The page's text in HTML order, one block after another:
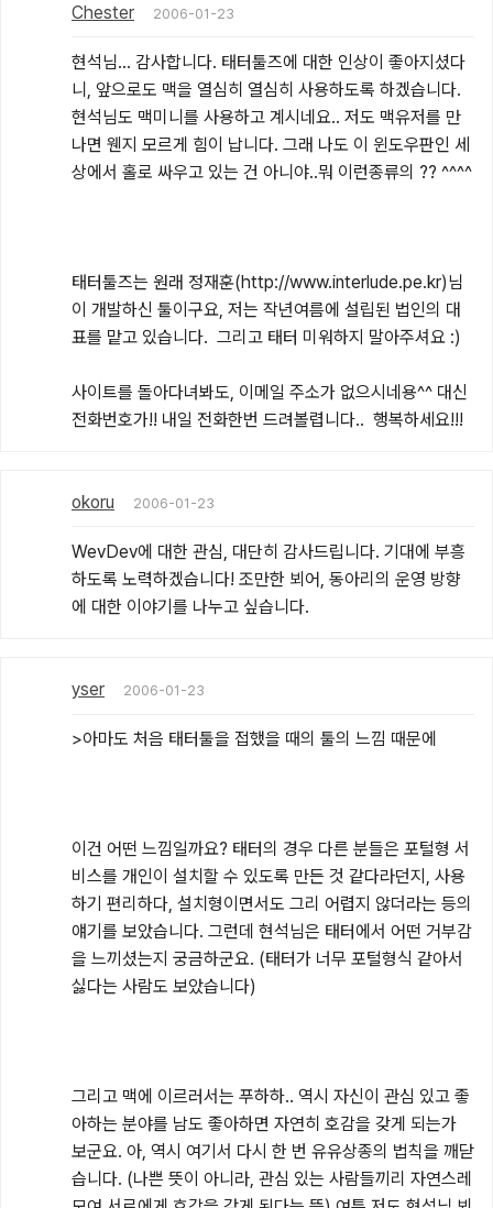
Chester 2006-01-23
현석님... 감사합니다. 태터툴즈에 대한 인상이 좋아지셨다
니, 앞으로도 맥을 열심히 열심히 사용하도록 하겠습니다.
현석님도 맥미니를 사용하고 계시네요.. 저도 맥유저를 만
나면 웬지 모르게 힘이 납니다. 그래 나도 이 윈도우판인 세
상에서 홀로 싸우고 있는 건 아니야..뭐 이런종류의 ?? ^^^^
태터툴즈는 원래 정재훈(http://www.interlude.pe.kr)님
이 개발하신 툴이구요, 저는 작년여름에 설립된 법인의 대
표를 맡고 있습니다.  그리고 태터 미워하지 말아주셔요 :)
사이트를 돌아다녀봐도, 이메일 주소가 없으시네용^^ 대신
전화번호가!! 내일 전화한번 드려볼렵니다..  행복하세요!!!
okoru 2006-01-23
WevDev에 대한 관심, 대단히 감사드립니다. 기대에 부흥
하도록 노력하겠습니다! 조만한 뵈어, 동아리의 운영 방향
에 대한 이야기를 나누고 싶습니다.
yser 2006-01-23
>아마도 처음 태터툴을 접했을 때의 툴의 느낌 때문에
이건 어떤 느낌일까요? 태터의 경우 다른 분들은 포털형 서
비스를 개인이 설치할 수 있도록 만든 것 같다라던지, 사용
하기 편리하다, 설치형이면서도 그리 어렵지 않더라는 등의
얘기를 보았습니다. 그런데 현석님은 태터에서 어떤 거부감
을 느끼셨는지 궁금하군요. (태터가 너무 포털형식 같아서
싫다는 사람도 보았습니다)
그리고 맥에 이르러서는 푸하하.. 역시 자신이 관심 있고 좋
아하는 분야를 남도 좋아하면 자연히 호감을 갖게 되는가
보군요. 아, 역시 여기서 다시 한 번 유유상종의 법칙을 깨닫
습니다. (나쁜 뜻이 아니라, 관심 있는 사람들끼리 자연스레